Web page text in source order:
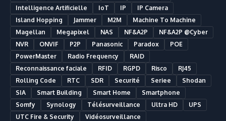
Intelligence Artificielle
IoT IP
IP Camera
Island Hopping
Jammer M2M
Machine To Machine
Magellan
Megapixel NAS NF&A2P
NF&A2P @Cyber
NVR
ONVIF P2P Panasonic Paradox
POE
PowerMaster
Radio Frequency
RAID
Reconnaissance faciale
RFID RGPD Risco
RJ45
Rolling Code
RTC SDR Securité Seriee
Shodan
SIA
Smart Building Smart Home
Smartphone
Somfy
Synology Télésurveillance Ultra HD
UPS
UTC Fire & Security
Vidéosurveillance